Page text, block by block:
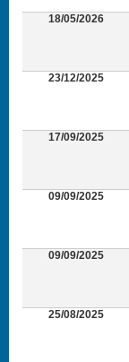
18/05/2026
23/12/2025
17/09/2025
09/09/2025
09/09/2025
25/08/2025